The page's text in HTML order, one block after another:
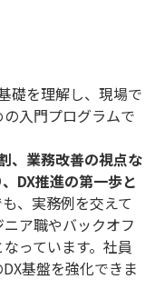
礎を理解し、現場で
入門プログラムで
、業務改善の視点な
DX推進の第一歩と
、実務例を交えて
ア職やバックオフ
っています。社員
DX基盤を強化できま